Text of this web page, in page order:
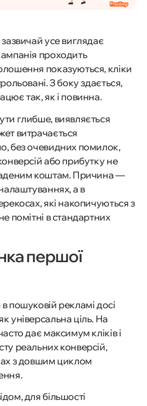
усе виглядає
проходить
показуються, кліки
З боку здається,
так, як і повинна.
глибше, виявляється
витрачається
без очевидних помилок,
або прибутку не
коштам. Причина —
а в
які накопичуються з
помітні в стандартних
першої
пошуковій рекламі досі
універсальна ціль. На
дає максимум кліків і
реальних конверсій,
з довшим циклом
для більшості